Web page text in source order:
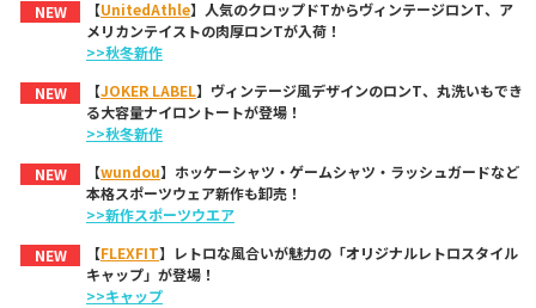
NEW
【UnitedAthle】人気のクロップドTからヴィンテージロンT、ア
メリカンテイストの肉厚ロンTが入荷！
>>秋冬新作
NEW
【JOKER LABEL】ヴィンテージ風デザインのロンT、丸洗いもでき
る大容量ナイロントートが登場！
>>秋冬新作
NEW
【wundou】ホッケーシャツ・ゲームシャツ・ラッシュガードなど
本格スポーツウェア新作も卸売！
>>新作スポーツウエア
NEW
【FLEXFIT】レトロな風合いが魅力の「オリジナルレトロスタイル
キャップ」が登場！
>>キャップ